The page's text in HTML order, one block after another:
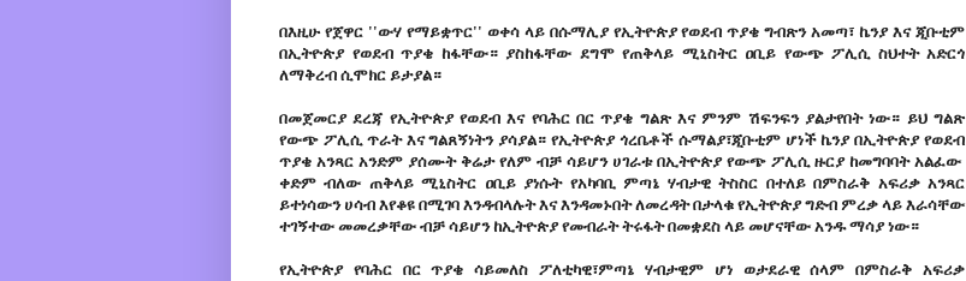
በእዚሁ የጀዋር ''ውሃ የማይቋጥር'' ወቀሳ ላይ በሱማሊያ የኢትዮጵያ የወደብ ጥያቄ ግብጽን አመጣ፣ ኬንያ እና ጂቡቲም
በኢትዮጵያ የወደብ ጥያቄ ከፋቸው። ያስከፋቸው ደግሞ የጠቅላይ ሚኒስትር ዐቢይ የውጭ ፖሊሲ ስህተት አድርጎ
ለማቅረብ ሲሞክር ይታያል።
በመጀመርያ ደረጃ የኢትዮጵያ የወደብ እና የባሕር በር ጥያቄ ግልጽ እና ምንም ሽፍንፍን ያልታየበት ነው። ይህ ግልጽ
የውጭ ፖሊሲ ጥራት እና ግልጸኝነትን ያሳያል። የኢትዮጵያ ጎረቤቶች ሱማልያ፣ጂቡቲም ሆነች ኬንያ በኢትዮጵያ የወደብ
ጥያቄ አንጻር አንድም ያሰሙት ቅሬታ የለም ብቻ ሳይሆን ሀገራቱ በኢትዮጵያ የውጭ ፖሊሲ ዙርያ ከመግባባት አልፈው
ቀድም ብለው ጠቅላይ ሚኒስትር ዐቢይ ያነሱት የአካባቢ ምጣኔ ሃብታዊ ትስስር በተለይ በምስራቅ አፍሪቃ አንጻር
ይተነሳውን ሀሳብ እየቆዩ በሚገባ እንዳብላሉት እና እንዳመኑበት ለመረዳት በታላቁ የኢትዮጵያ ግድብ ምረቃ ላይ እራሳቸው
ተገኝተው መመረቃቸው ብቻ ሳይሆን ከኢትዮጵያ የመብራት ትሩፋት በመቋደስ ላይ መሆናቸው አንዱ ማሳያ ነው።
የኢትዮጵያ የባሕር በር ጥያቄ ሳይመለስ ፖለቲካዊ፣ምጣኔ ሃብታዊም ሆነ ወታደራዊ ሰላም በምስራቅ አፍሪቃ